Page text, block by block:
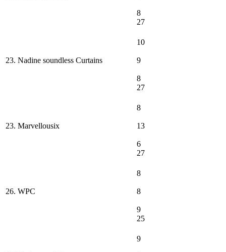
8
27
23. Nadine soundless Curtains
10
9
8
27
23. Marvellousix
8
13
6
27
26. WPC
8
8
9
25
9